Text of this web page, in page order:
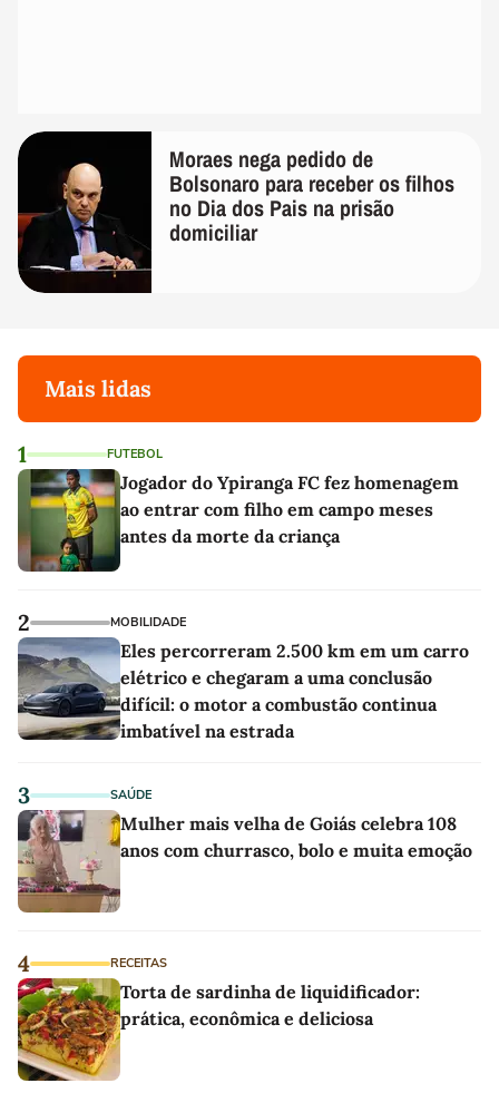
Moraes nega pedido de
Bolsonaro para receber os filhos
no Dia dos Pais na prisão
domiciliar
Mais lidas
1 FUTEBOL
Jogador do Ypiranga FC fez homenagem
ao entrar com filho em campo meses
antes da morte da criança
2 MOBILIDADE
Eles percorreram 2.500 km em um carro
elétrico e chegaram a uma conclusão
difícil: o motor a combustão continua
imbatível na estrada
3 SAÚDE
Mulher mais velha de Goiás celebra 108
anos com churrasco, bolo e muita emoção
4 RECEITAS
Torta de sardinha de liquidificador:
prática, econômica e deliciosa